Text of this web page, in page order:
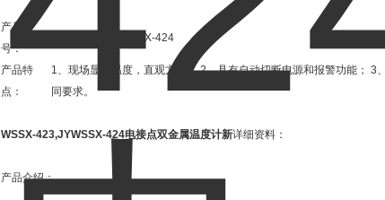
产品型
号：
WSSX-423,JYWSSX-424
产品特
点：
1、现场显示温度，直观方便； 2、具有自动切断电源和报警功能； 3
同要求。
WSSX-423,JYWSSX-424电接点双金属温度计新详细资料：
产品介绍：